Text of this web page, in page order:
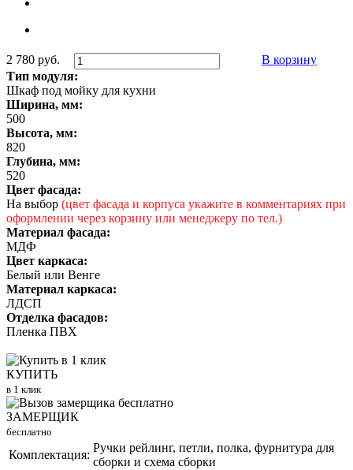
2 780 руб.
В корзину
Тип модуля:
Шкаф под мойку для кухни
Ширина, мм:
500
Высота, мм:
820
Глубина, мм:
520
Цвет фасада:
На выбор (цвет фасада и корпуса укажите в комментариях при
оформлении через корзину или менеджеру по тел.)
Материал фасада:
МДФ
Цвет каркаса:
Белый или Венге
Материал каркаса:
ЛДСП
Отделка фасадов:
Пленка ПВХ
КУПИТЬ
в 1 клик
ЗАМЕРЩИК
бесплатно
Комплектация:
Ручки рейлинг, петли, полка, фурнитура для
сборки и схема сборки